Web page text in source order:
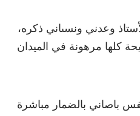
وعدني ونسىاني ذكره،
كلها مرهونة في الميدان
باصاني بالضمار مباشرة